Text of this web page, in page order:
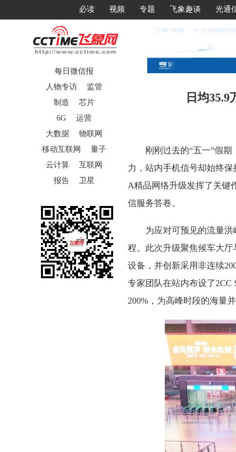
必读 视频 专题 飞象趣谈 光通
每日微信报
人物专访
监管
制造
芯片
6G
运营
大数据
物联网
移动互联网
量子
云计算
互联网
报告
卫星
日均
刚刚过去的“五一”假
力，站内手机信号却始终
A精品网络升级发挥了关键
信服务答卷。
为应对可预见的流量
程。此次升级聚焦候车大厅
设备，并创新采用非连续
专家团队在站内布设了2CC
200%，为高峰时段的海量